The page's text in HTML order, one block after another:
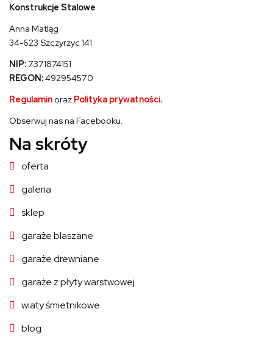
Konstrukcje Stalowe
Anna Matląg
34-623 Szczyrzyc 141
NIP:7371874151
REGON:492954570
Regulamin oraz Polityka prywatności.
Obserwuj nas na Facebooku.
Na skróty
oferta
galeria
sklep
garaże blaszane
garaże drewniane
garaże z płyty warstwowej
wiaty śmietnikowe
blog